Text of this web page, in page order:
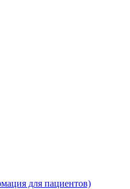
для пациентов)